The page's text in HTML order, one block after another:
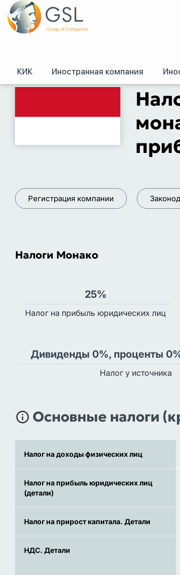
КИК Иностранная компания
GSL/Налоговые системы зарубежных стран/
Регистрация компании
Налоги Монако
25%
Налог на прибыль юридических лиц
Дивиденды 0%, проценты
Налог у источника
Основные налоги
Налог на доходы физических лиц
Налог на прибыль юридических лиц
(детали)
Налог на прирост капитала. Детали
НДС. Детали